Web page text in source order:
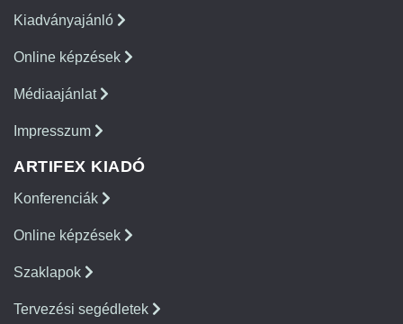
Kiadványajánló
Online képzések
Médiaajánlat
Impresszum
ARTIFEX KIADÓ
Konferenciák
Online képzések
Szaklapok
Tervezési segédletek